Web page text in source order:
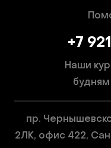
+7
Наши
будням
пр.
2ЛК, офис 422,